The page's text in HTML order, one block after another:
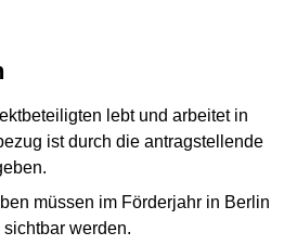
lebt und arbeitet in
ist durch die antragstellende
müssen im Förderjahr in Berlin
werden.